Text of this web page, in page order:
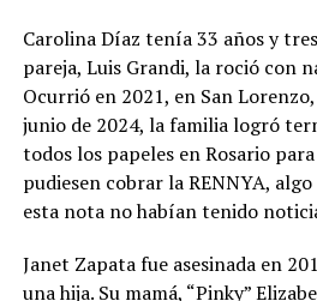
Carolina Díaz tenía 33 años y
pareja, Luis Grandi, la roció con
Ocurrió en 2021, en San
junio de 2024, la familia logró
todos los papeles en Rosario
pudiesen cobrar la RENNYA,
esta nota no habían tenido
Janet Zapata fue asesinada en
una hija. Su mamá, “Pinky”